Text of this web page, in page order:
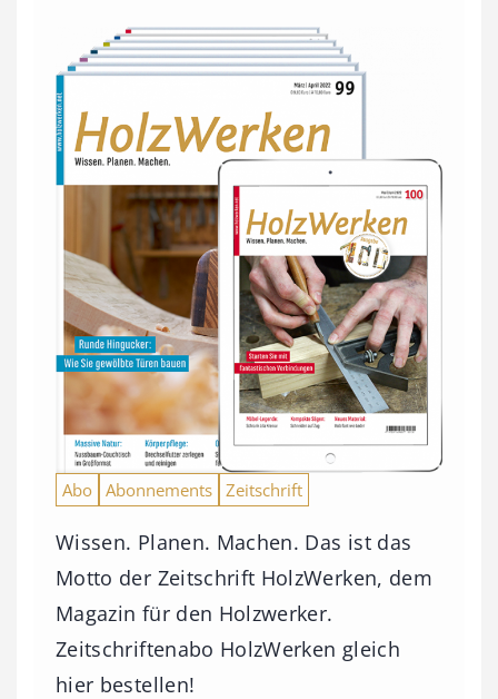
Abo Abonnements Zeitschrift
Wissen. Planen. Machen. Das ist das
Motto der Zeitschrift HolzWerken, dem
Magazin für den Holzwerker.
Zeitschriftenabo HolzWerken gleich
hier bestellen!